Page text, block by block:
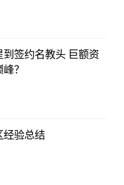
签约名教头 巨额资
？
经验总结